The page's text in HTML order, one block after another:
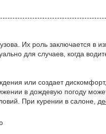
Их роль заключается в
для случаев, когда
или создает
в дождевую погоду
При курении в салоне,